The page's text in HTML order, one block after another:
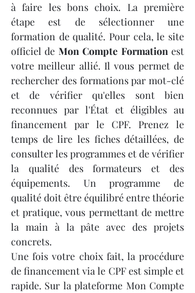
à faire les bons choix. La première
étape est de sélectionner une
formation de qualité. Pour cela, le site
officiel de Mon Compte Formation est
votre meilleur allié. Il vous permet de
rechercher des formations par mot-clé
et de vérifier qu'elles sont bien
reconnues par l'État et éligibles au
financement par le CPF. Prenez le
temps de lire les fiches détaillées, de
consulter les programmes et de vérifier
la qualité des formateurs et des
équipements. Un programme de
qualité doit être équilibré entre théorie
et pratique, vous permettant de mettre
la main à la pâte avec des projets
concrets.
Une fois votre choix fait, la procédure
de financement via le CPF est simple et
rapide. Sur la plateforme Mon Compte